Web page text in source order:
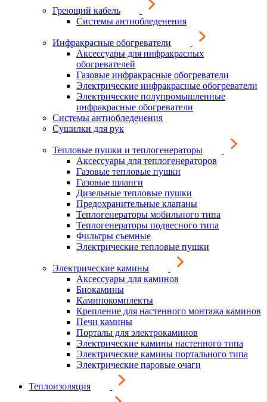
Греющий кабель
Системы антиобледенения
Инфракрасные обогреватели
Аксессуары для инфракрасных
обогревателей
Газовые инфракрасные обогреватели
Электрические инфракрасные обогреватели
Электрические полупромышленные
инфракрасные обогреватели
Системы антиобледенения
Сушилки для рук
Тепловые пушки и теплогенераторы
Аксессуары для теплогенераторов
Газовые тепловые пушки
Газовые шланги
Дизельные тепловые пушки
Предохранительные клапаны
Теплогенераторы мобильного типа
Теплогенераторы подвесного типа
Фильтры съемные
Электрические тепловые пушки
Электрические камины
Аксессуары для каминов
Биокамины
Каминокомплекты
Крепление для настенного монтажа каминов
Печи камины
Порталы для электрокаминов
Электрические камины настенного типа
Электрические камины портального типа
Электрические паровые очаги
Теплоизоляция